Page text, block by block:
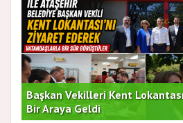
Başkan Vekilleri Kent
Bir Araya Geldi